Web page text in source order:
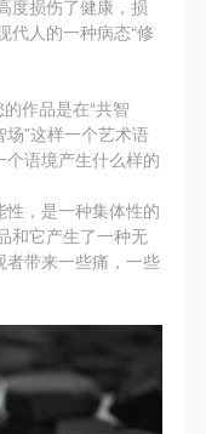
度损伤了健康，损
代人的一种病态“修
作品是在“共智
”这样一个艺术语
个语境产生什么样的
性，是一种集体性的
和它产生了一种无
者带来一些痛，一些
究相应的法律责
馆工作人员及活
使用活动中所涉
备、设施，若参
、创作材料及配
人及造成相应工
。参与活动者应
馆将不承担人身
议
究相应的法律责
馆工作人员及活
使用活动中所涉
备、设施，若参
、创作材料及配
人及造成相应工
。参与活动者应
馆将不承担人身
议
究相应的法律责
馆工作人员及活
使用活动中所涉
备、设施，若参
、创作材料及配
人及造成相应工
。参与活动者应
馆将不承担人身
议
发送验证码
号